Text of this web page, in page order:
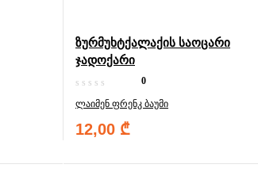
ზურმუხტქალაქის საოცარი
ჯადოქარი
0
ლაიმენ ფრენკ ბაუმი
12,00 ₾